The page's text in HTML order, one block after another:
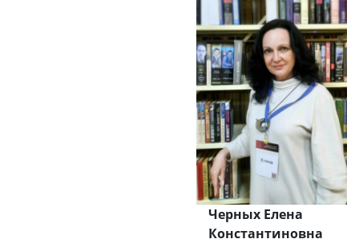
Черных Елена
Константиновна